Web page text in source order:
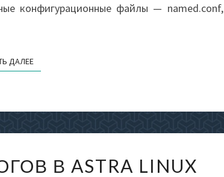
конфигурационные файлы — named.conf,
ДАЛЕЕЧИТАТЬ ДАЛЕЕ
КАТАЛОГОВВ ASTRA LINUX